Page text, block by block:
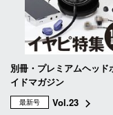
別冊・プレミアムヘッド
イドマガジン
最新号
Vol.23